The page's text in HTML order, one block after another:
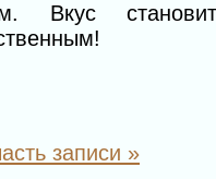
Вкус
записи »